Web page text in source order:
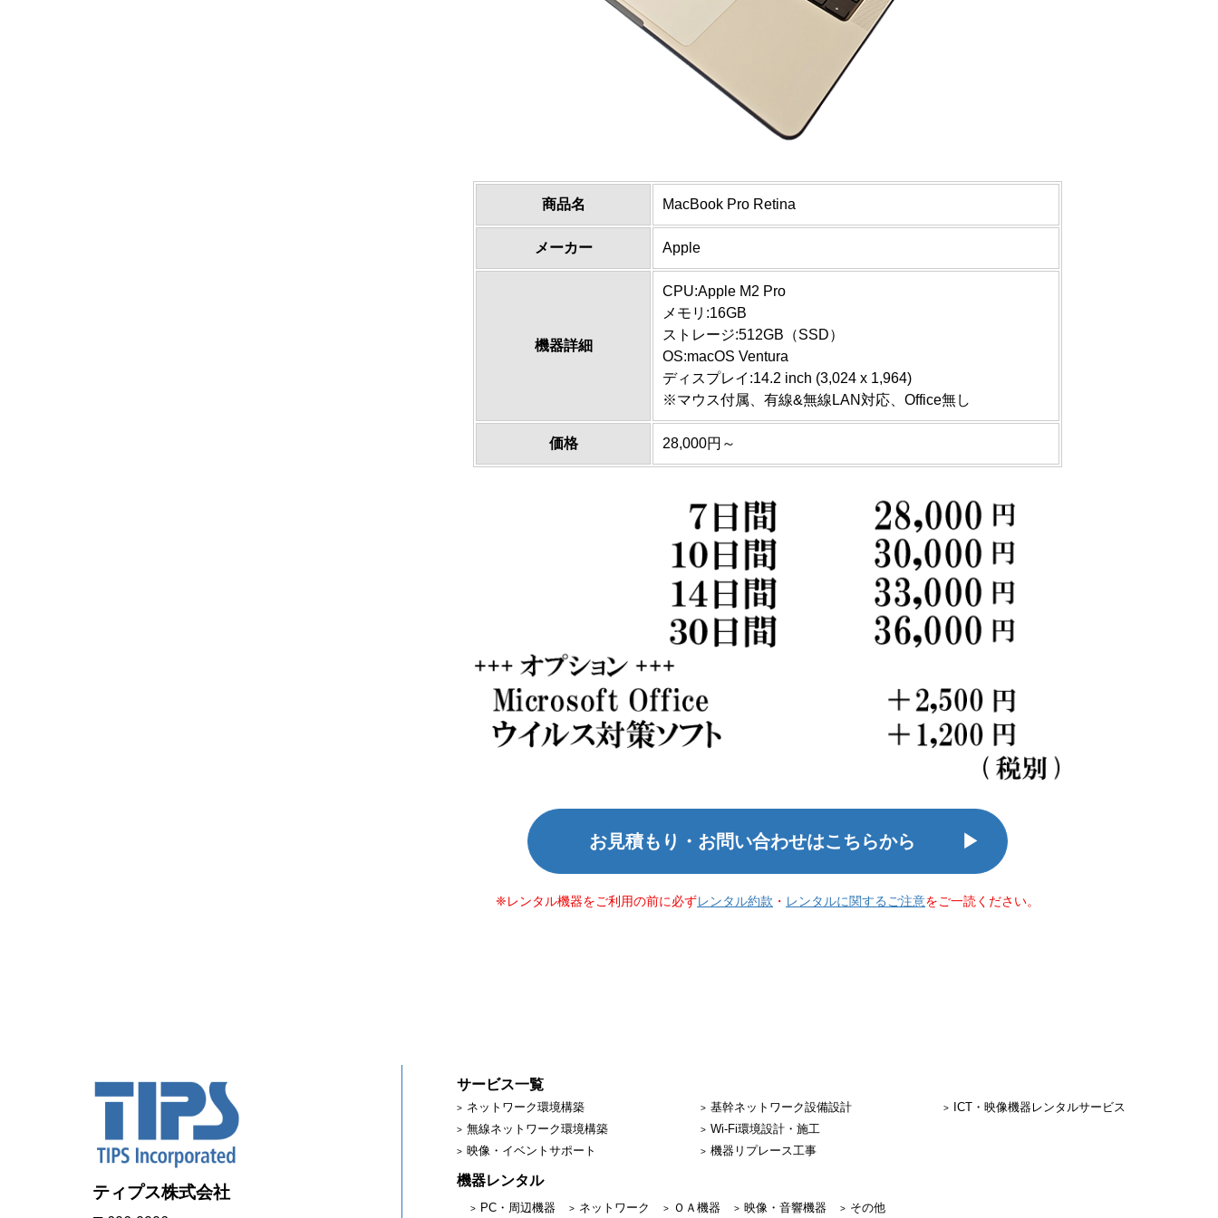
商品名 MacBook Pro Retina
メーカー Apple
機器詳細
CPU:Apple M2 Pro
メモリ:16GB
ストレージ:512GB（SSD）
OS:macOS Ventura
ディスプレイ:14.2 inch (3,024 x 1,964)
※マウス付属、有線&無線LAN対応、Office無し
価格 28,000円～
お見積もり・お問い合わせはこちらから
レンタル機器をご利用の前に必ずレンタル約款 ・ レンタルに関するご注意をご一読ください。
ティプス株式会社
サービス一覧
ネットワーク環境構築
無線ネットワーク環境構築
映像・イベントサポート
基幹ネットワーク設備設計
Wi-Fi環境設計・施工
機器リプレース工事
ICT・映像機器レンタルサービス
機器レンタル
PC・周辺機器 ネットワーク ＯＡ機器 映像・音響機器 その他